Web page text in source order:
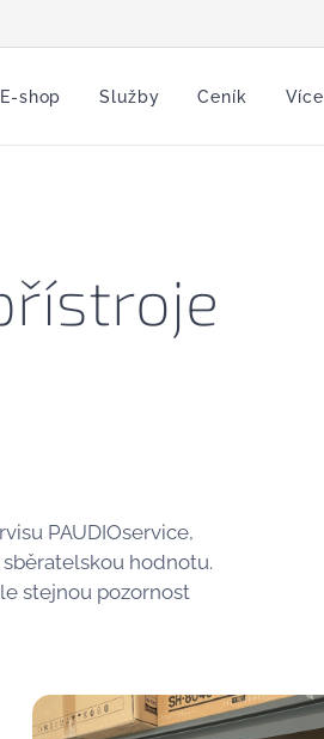
E-shop Služby Ceník Více
PAUDIOservice,
hodnotu.
stejnou pozornost